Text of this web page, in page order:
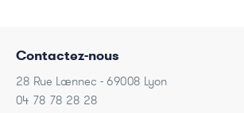
Contactez-nous
28 Rue Laennec - 69008 Lyon
04 78 78 28 28